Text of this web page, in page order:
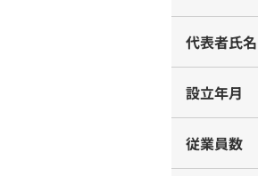
代表者氏名
設立年月
従業員数